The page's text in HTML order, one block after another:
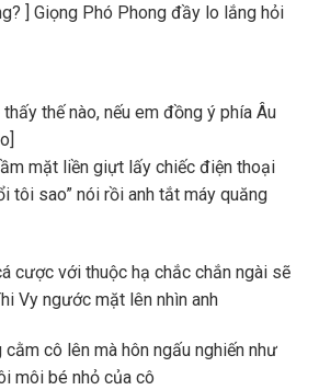
] Giọng Phó Phong đầy lo lắng hỏi
thấy thế nào, nếu em đồng ý phía Âu
mặt liền giựt lấy chiếc điện thoại
tôi sao” nói rồi anh tắt máy quăng
cược với thuộc hạ chắc chắn ngài sẽ
Vy ngước mặt lên nhìn anh
cằm cô lên mà hôn ngấu nghiến như
môi bé nhỏ của cô